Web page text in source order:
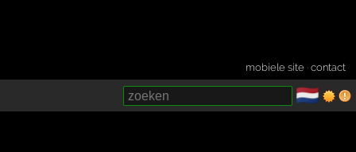
mobiele site ·contact
🇳🇱